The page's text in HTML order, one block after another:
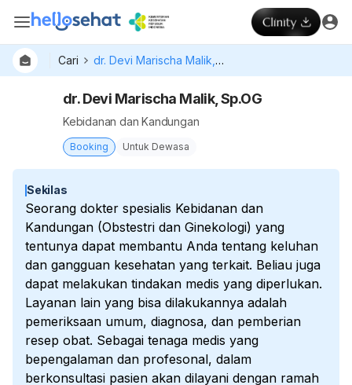
Cari dr. Devi Marischa Malik, Sp.OG
dr. Devi Marischa Malik, Sp.OG
Kebidanan dan Kandungan
Booking Untuk Dewasa
Sekilas
Seorang dokter spesialis Kebidanan dan
Kandungan (Obstestri dan Ginekologi) yang
tentunya dapat membantu Anda tentang keluhan
dan gangguan kesehatan yang terkait. Beliau juga
dapat melakukan tindakan medis yang diperlukan.
Layanan lain yang bisa dilakukannya adalah
pemeriksaan umum, diagnosa, dan pemberian
resep obat. Sebagai tenaga medis yang
bepengalaman dan profesonal, dalam
berkonsultasi pasien akan dilayani dengan ramah